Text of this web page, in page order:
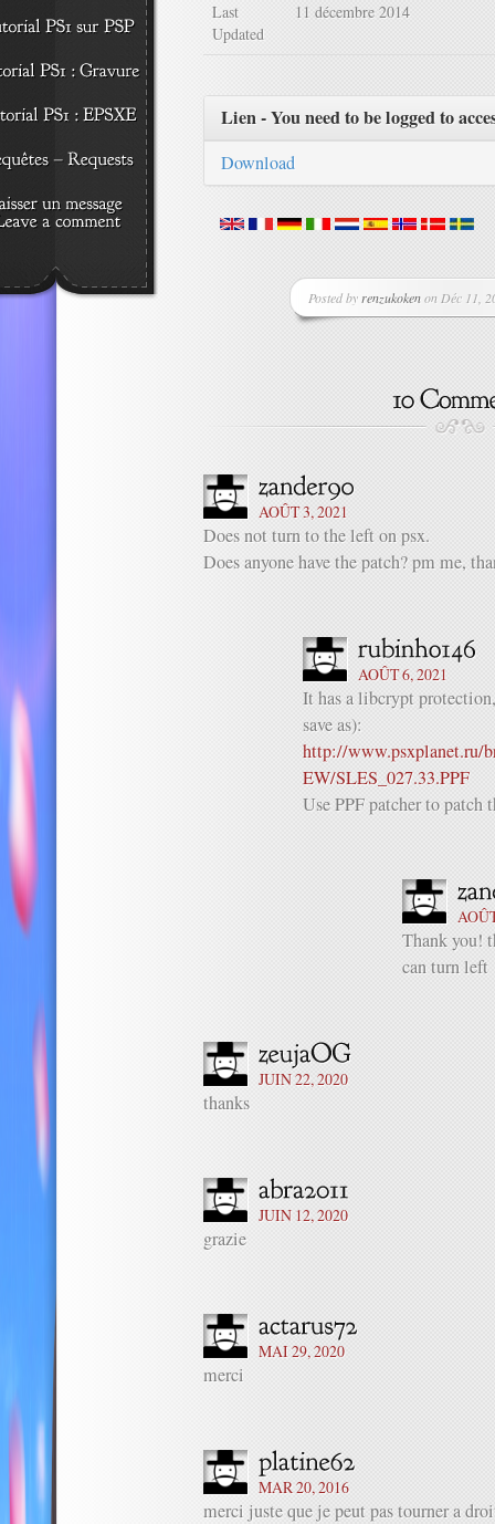
Last
Updated
11 décembre 2014
Lien - You need to be logged to
Download
Posted by renzukokenon Déc 11,
AOÛT 3, 2021
Does not turn to the left on psx.
Does anyone have the patch? pm me,
AOÛT 6, 2021
It has a libcrypt
save as):
http://www.psxplanet.ru/
EW/SLES_027.33.PPF
Use PPF patcher to patch
Thank you!
can turn left
JUIN 22, 2020
thanks
JUIN 12, 2020
grazie
MAI 29, 2020
merci
MAR 20, 2016
merci juste que je peut pas tourner a